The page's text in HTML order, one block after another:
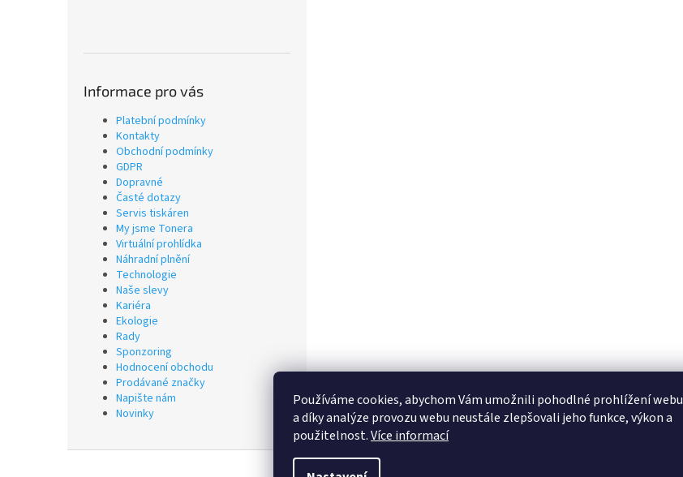
Používáme cookies, abychom Vám umožnili pohodlné prohlížení webu
a díky analýze provozu webu neustále zlepšovali jeho funkce, výkon a
použitelnost.Více informací
Informace pro vás
Platební podmínky
Kontakty
Obchodní podmínky
GDPR
Dopravné
Časté dotazy
Servis tiskáren
My jsme Tonera
Virtuální prohlídka
Náhradní plnění
Technologie
Naše slevy
Kariéra
Ekologie
Rady
Sponzoring
Hodnocení obchodu
Prodávané značky
Napište nám
Novinky